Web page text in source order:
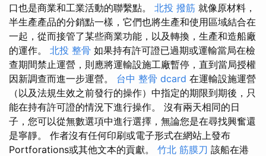
口也是商業和工業活動的聯繫點。 北投 撥筋 就像原材料，
半生產產品的分銷點一樣，它們也將生產和使用區域結合在
一起，從而接管了某些商業功能，以及轉換，生產和造船廠
的運作。 北投 整骨 如果持有許可證已過期或運輸當局在檢
查期間禁止運營，則應將運輸設施工廠暫停，直到當局授權
因新調查而進一步運營。 台中 整骨 dcard 在運輸設施運營
（以及法規生效之前發行的操作）中指定的期限到期後，只
能在持有許可證的情況下進行操作。 沒有兩天相同的日
子，您可以從無數選項中進行選擇，無論您是在尋找興奮還
是寧靜。 作者沒有任何印刷或電子形式在網站上發布
Portforations或其他文本的貢獻。 竹北 筋膜刀 該船在港